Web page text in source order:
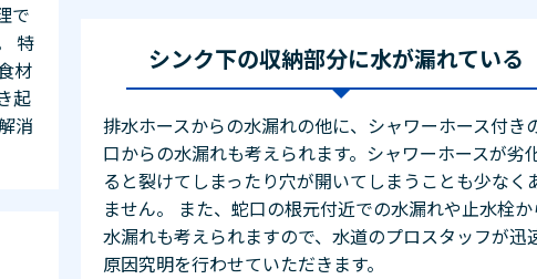
で
特
材
起
消
シンク下の収納部分に水が漏れている
排水ホースからの水漏れの他に、シャワーホース付き
口からの水漏れも考えられます。シャワーホースが劣
ると裂けてしまったり穴が開いてしまうことも少なく
ません。 また、蛇口の根元付近での水漏れや止水栓か
水漏れも考えられますので、水道のプロスタッフが迅
原因究明を行わせていただきます。